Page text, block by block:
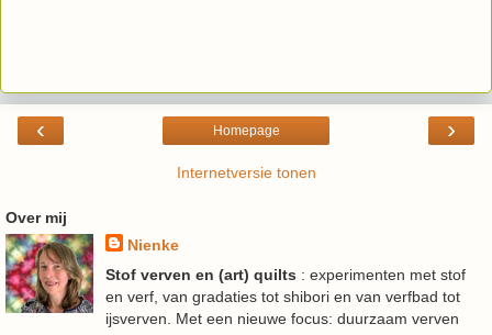
‹ ›
Homepage
Internetversie tonen
Over mij
Nienke
Stof verven en (art) quilts : experimenten met stof
en verf, van gradaties tot shibori en van verfbad tot
ijsverven. Met een nieuwe focus: duurzaam verven